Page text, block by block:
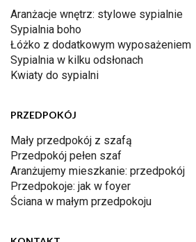
Aranżacje wnętrz: stylowe sypialnie
Sypialnia boho
Łóżko z dodatkowym wyposażeniem
Sypialnia w kilku odsłonach
Kwiaty do sypialni
PRZEDPOKÓJ
Mały przedpokój z szafą
Przedpokój pełen szaf
Aranżujemy mieszkanie: przedpokój
Przedpokoje: jak w foyer
Ściana w małym przedpokoju